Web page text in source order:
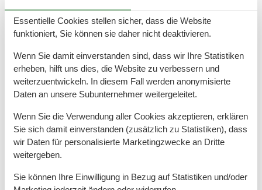
Entfernungen
Höhe über dem Meeresspiegel
Zum (Kur-)Park/Wald
Zum Arzt
700 m
Zum Bahnhof
Zum Bäcker
Zum Flughafen
165 km
Zum Geldautomaten/Bank
Zum Krankenhaus/Klinik
11,4 km
Zum Radweg
300 m
Zum Restaurant
10 m
Zum Schwimm-/Spaßbad
650 m
Zum Strand
Zum Wanderweg
300 m
Essentielle Cookies stellen sicher, dass die Website
funktioniert, Sie können sie daher nicht deaktivieren.
Wenn Sie damit einverstanden sind, dass wir Ihre Statistiken
erheben, hilft uns dies, die Website zu verbessern und
weiterzuentwickeln. In diesem Fall werden anonymisierte
Daten an unsere Subunternehmer weitergeleitet.
Wenn Sie die Verwendung aller Cookies akzeptieren, erklären
Sie sich damit einverstanden (zusätzlich zu Statistiken), dass
wir Daten für personalisierte Marketingzwecke an Dritte
weitergeben.
Sie können Ihre Einwilligung in Bezug auf Statistiken und/oder